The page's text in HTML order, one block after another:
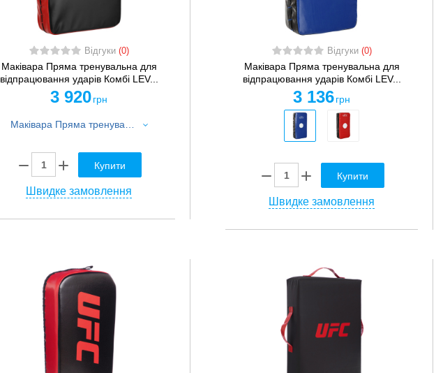
Відгуки (0)
Маківара Пряма тренувальна для
відпрацювання ударів Комбі LEV...
3 920 грн
Маківара Пряма тренувальна для відпрацювання ударів Комбі LEV LV-4283 33x50x8см 1шт кольори в асортименті
Купити
Швидке замовлення
Відгуки (0)
Маківара Пряма тренувальна для
відпрацювання ударів Комбі LEV...
3 136 грн
Купити
Швидке замовлення